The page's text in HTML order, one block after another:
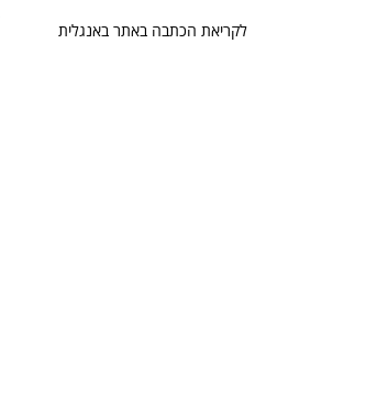
לקריאת הכתבה באתר באנגלית